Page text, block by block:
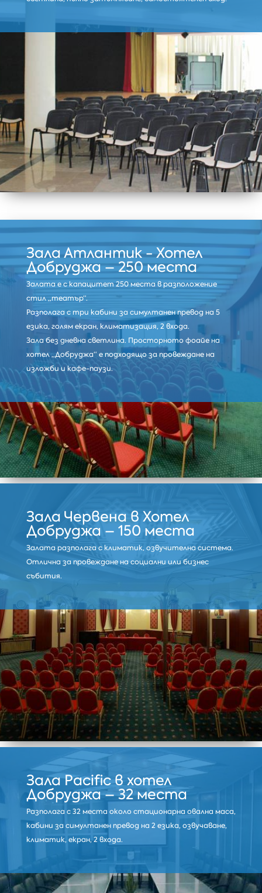
Зала Атлантик - Хотел
Добруджа – 250 места
Залата е с капацитет 250 места в разположение
стил „театър“.
Разполага с три кабини за симултанен превод на 5
езика, голям екран, климатизация, 2 входа.
Зала без дневна светлина. Просторното фоайе на
хотел „Добруджа“ е подходящо за провеждане на
изложби и кафе-паузи.
Зала Червена в Хотел
Добруджа – 150 места
Залата разполага с климатик, озвучителна система.
Отлична за провеждане на социални или бизнес
събития.
Зала Pacific в хотел
Добруджа – 32 места
Разполага с 32 места около стационарна овална маса,
кабини за симултанен превод на 2 езика, озвучаване,
климатик, екран, 2 входа.